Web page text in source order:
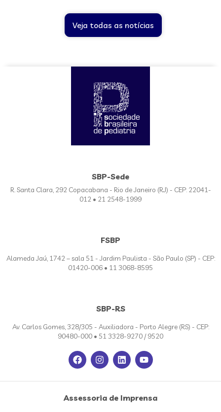
Veja todas as notícias
SBP-Sede
R. Santa Clara, 292 Copacabana - Rio de Janeiro (RJ) - CEP: 22041-
012 • 21 2548-1999
FSBP
Alameda Jaú, 1742 – sala 51 - Jardim Paulista - São Paulo (SP) - CEP:
01420-006 • 11 3068-8595
SBP-RS
Av. Carlos Gomes, 328/305 - Auxiliadora - Porto Alegre (RS) - CEP:
90480-000 • 51 3328-9270 / 9520
Assessoria de Imprensa